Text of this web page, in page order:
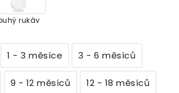
rukáv
1 - 3 měsíce 3 - 6 měsíců
9 - 12 měsíců 12 - 18 měsíců